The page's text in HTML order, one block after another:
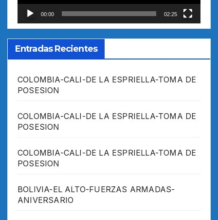
00:00 02:25
Entradas Recientes
COLOMBIA-CALI-DE LA ESPRIELLA-TOMA DE
POSESION
COLOMBIA-CALI-DE LA ESPRIELLA-TOMA DE
POSESION
COLOMBIA-CALI-DE LA ESPRIELLA-TOMA DE
POSESION
BOLIVIA-EL ALTO-FUERZAS ARMADAS-
ANIVERSARIO